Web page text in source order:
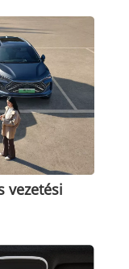
vezetési